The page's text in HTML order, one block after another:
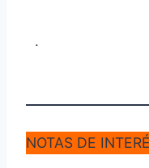
.
NOTAS DE